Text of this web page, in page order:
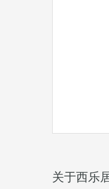
关于西乐